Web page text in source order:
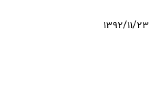
۱۳۹۲/۱۱/۲۳